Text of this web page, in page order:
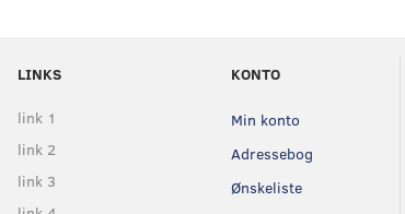
LINKS
link 1
link 2
link 3
KONTO
Min konto
Adressebog
Ønskeliste